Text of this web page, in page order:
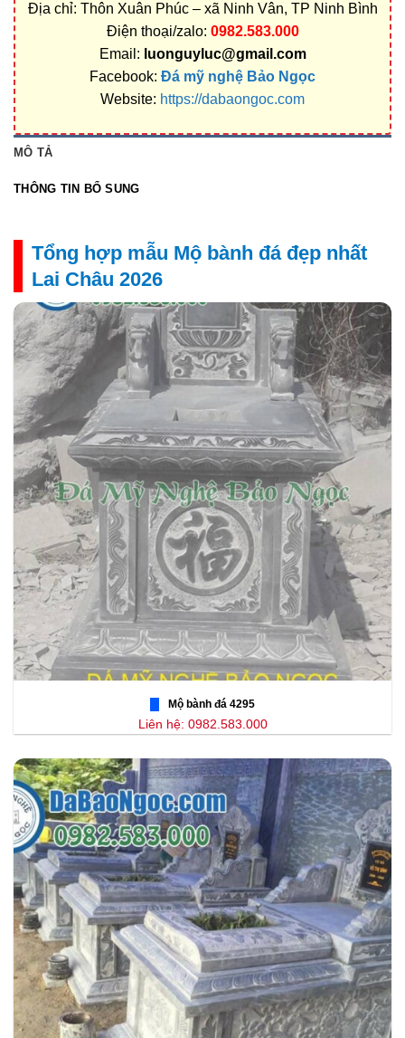
Địa chỉ: Thôn Xuân Phúc – xã Ninh Vân, TP Ninh Bình
Điện thoại/zalo: 0982.583.000
Email: luonguyluc@gmail.com
Facebook: Đá mỹ nghệ Bảo Ngọc
Website: https://dabaongoc.com
MÔ TẢ
THÔNG TIN BỔ SUNG
Tổng hợp mẫu Mộ bành đá đẹp nhất
Lai Châu 2026
Mộ bành đá 4295
Liên hệ: 0982.583.000